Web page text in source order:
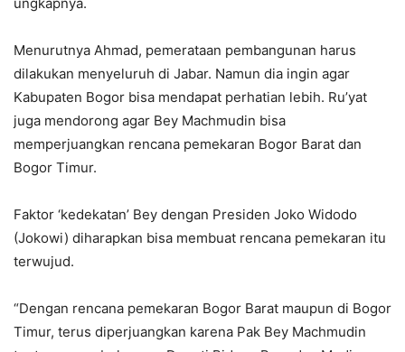
Menurutnya Ahmad, pemerataan pembangunan harus
dilakukan menyeluruh di Jabar. Namun dia ingin agar
Kabupaten Bogor bisa mendapat perhatian lebih. Ru’yat
juga mendorong agar Bey Machmudin bisa
memperjuangkan rencana pemekaran Bogor Barat dan
Bogor Timur.
Faktor ‘kedekatan’ Bey dengan Presiden Joko Widodo
(Jokowi) diharapkan bisa membuat rencana pemekaran itu
terwujud.
“Dengan rencana pemekaran Bogor Barat maupun di Bogor
Timur, terus diperjuangkan karena Pak Bey Machmudin